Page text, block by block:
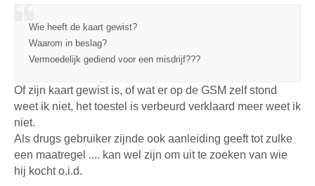
Wie heeft de kaart gewist?
Waarom in beslag?
Vermoedelijk gediend voor een misdrijf???
Of zijn kaart gewist is, of wat er op de GSM zelf stond
weet ik niet, het toestel is verbeurd verklaard meer weet ik
niet.
Als drugs gebruiker zijnde ook aanleiding geeft tot zulke
een maatregel .... kan wel zijn om uit te zoeken van wie
hij kocht o.i.d.